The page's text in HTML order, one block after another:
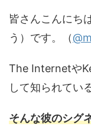
皆さんこんにち
う）です。（
The Internetや
して知られてい
そんな彼のシグ